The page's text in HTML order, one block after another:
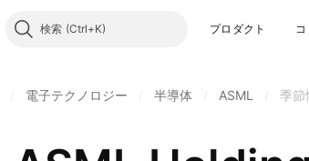
検索 プロダクト コ
電子テクノロジー 半導体 ASML 季節